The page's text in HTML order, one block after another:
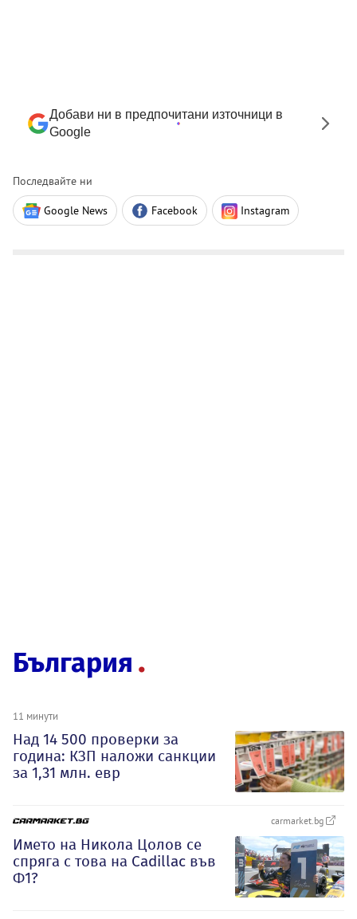
Добави ни в предпочитани източници в
Google
Последвайте ни
Google News Facebook Instagram
България
11 минути
Над 14 500 проверки за
година: КЗП наложи санкции
за 1,31 млн. евр
carmarket.bg
Името на Никола Цолов се
спряга с това на Cadillac във
Ф1?